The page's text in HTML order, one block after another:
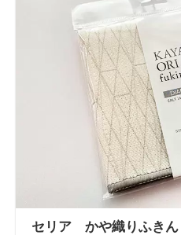
セリア かや織りふきん